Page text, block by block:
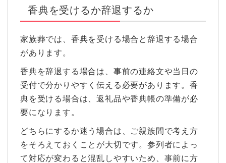
香典を受けるか辞退するか
家族葬では、香典を受ける場合と辞退する場合
があります。
香典を辞退する場合は、事前の連絡文や当日の
受付で分かりやすく伝える必要があります。香
典を受ける場合は、返礼品や香典帳の準備が必
要になります。
どちらにするか迷う場合は、ご親族間で考え方
をそろえておくことが大切です。参列者によっ
て対応が変わると混乱しやすいため、事前に方